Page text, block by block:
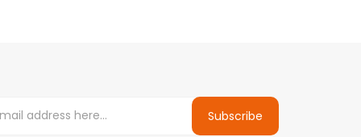
Subscribe